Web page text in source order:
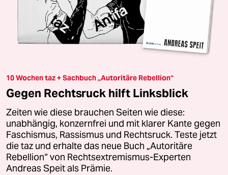
10 Wochen taz + Sachbuch „Autoritäre Rebellion“
Gegen Rechtsruck hilft Linksblick
Zeiten wie diese brauchen Seiten wie diese:
unabhängig, konzernfrei und mit klarer Kante gegen
Faschismus, Rassismus und Rechtsruck. Teste jetzt
die taz und erhalte das neue Buch „Autoritäre
Rebellion“ von Rechtsextremismus-Experten
Andreas Speit als Prämie.